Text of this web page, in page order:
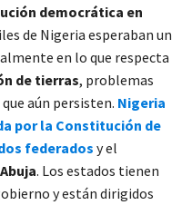
democrática en
de Nigeria esperaban un
en lo que respecta
de tierras, problemas
aún persisten. Nigeria
por la Constitución de
federados y el
Abuja. Los estados tienen
y están dirigidos